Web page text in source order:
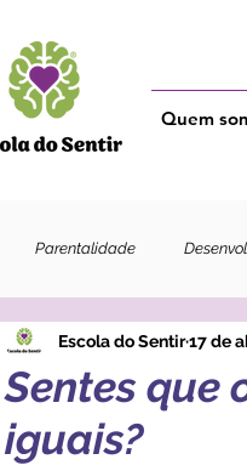
Quem
Parentalidade
Sentes que
iguais?
Escola do Sentir17 de